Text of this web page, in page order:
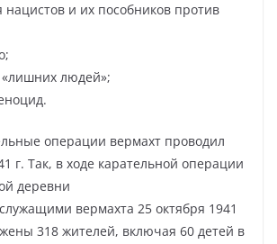
нацистов и их пособников против
людей»;
операции вермахт проводил
г. Так, в ходе карательной операции
деревни
вермахта 25 октября 1941
318 жителей, включая 60 детей в